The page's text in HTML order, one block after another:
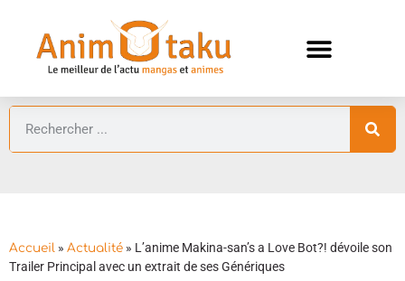
Accueil » Actualité » L’anime Makina-san’s a Love Bot?! dévoile son
Trailer Principal avec un extrait de ses Génériques